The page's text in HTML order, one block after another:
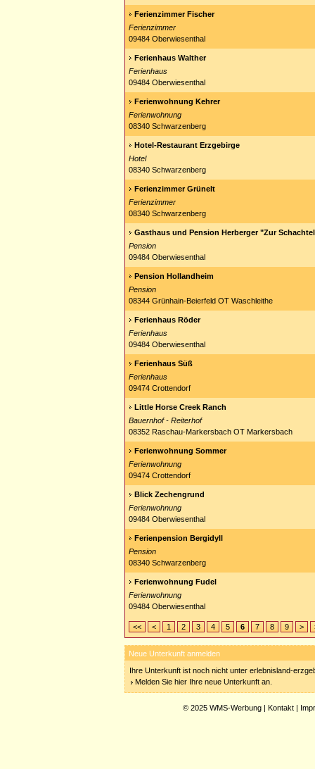
Ferienzimmer Fischer
Ferienzimmer
09484 Oberwiesenthal
Ferienhaus Walther
Ferienhaus
09484 Oberwiesenthal
Ferienwohnung Kehrer
Ferienwohnung
08340 Schwarzenberg
Hotel-Restaurant Erzgebirge
Hotel
08340 Schwarzenberg
Ferienzimmer Grünelt
Ferienzimmer
08340 Schwarzenberg
Gasthaus und Pension Herberger "Zur
Pension
09484 Oberwiesenthal
Pension Hollandheim
Pension
08344 Grünhain-Beierfeld OT Waschleithe
Ferienhaus Röder
Ferienhaus
09484 Oberwiesenthal
Ferienhaus Süß
Ferienhaus
09474 Crottendorf
Little Horse Creek Ranch
Bauernhof - Reiterhof
08352 Raschau-Markersbach OT Markersbach
Ferienwohnung Sommer
Ferienwohnung
09474 Crottendorf
Blick Zechengrund
Ferienwohnung
09484 Oberwiesenthal
Ferienpension Bergidyll
Pension
08340 Schwarzenberg
Ferienwohnung Fudel
Ferienwohnung
09484 Oberwiesenthal
<< < 1 2 3 4 5 6 7 8 9 >
Neue Unterkunft anmelden
Ihre Unterkunft ist noch nicht unter erlebnisland-
Melden Sie hier Ihre neue Unterkunft an.
© 2025 WMS-Werbung | Kontakt |